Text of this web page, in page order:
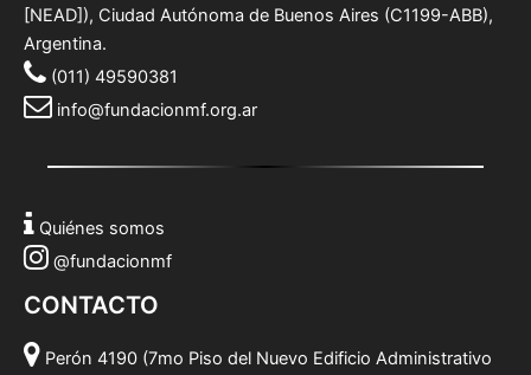
[NEAD]), Ciudad Autónoma de Buenos Aires (C1199-ABB),
Argentina.
(011) 49590381
info@fundacionmf.org.ar
Quiénes somos
@fundacionmf
CONTACTO
Perón 4190 (7mo Piso del Nuevo Edificio Administrativo